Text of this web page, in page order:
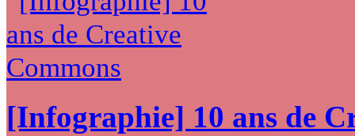
[Infographie] 10 ans de